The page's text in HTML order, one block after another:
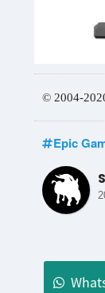
© 2004-
Epic